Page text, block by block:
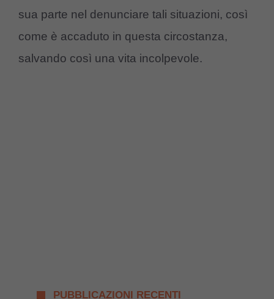
sua parte nel denunciare tali situazioni, così
come è accaduto in questa circostanza,
salvando così una vita incolpevole.
PUBBLICAZIONI RECENTI